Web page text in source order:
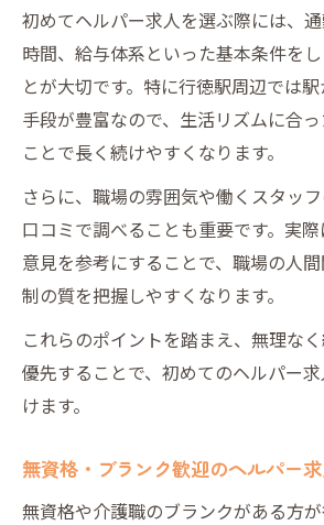
初めてヘルパー求人を選ぶ際には、
時間、給与体系といった基本条件を
とが大切です。特に行徳駅周辺では
手段が豊富なので、生活リズムに合
ことで長く続けやすくなります。
さらに、職場の雰囲気や働くスタッ
口コミで調べることも重要です。実
意見を参考にすることで、職場の人
制の質を把握しやすくなります。
これらのポイントを踏まえ、無理な
優先することで、初めてのヘルパー
けます。
無資格・ブランク歓迎のヘルパー
無資格や介護職のブランクがある方